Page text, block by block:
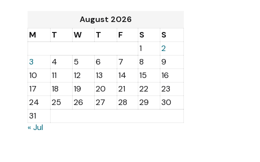
August 2026
M
T W T F S
S
1
2
3
4 5 6 7 8
9
10
11 12 13 14 15
16
17
18 19 20 21 22
23
24
25 26 27 28 29
30
31
« Jul